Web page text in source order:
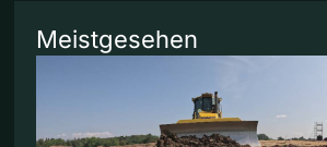
Meistgesehen